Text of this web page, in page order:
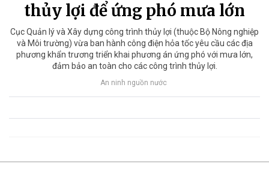
thủy lợi để ứng phó mưa lớn
Cục Quản lý và Xây dựng công trình thủy lợi (thuộc Bộ Nông nghiệp
và Môi trường) vừa ban hành công điện hỏa tốc yêu cầu các địa
phương khẩn trương triển khai phương án ứng phó với mưa lớn,
đảm bảo an toàn cho các công trình thủy lợi.
An ninh nguồn nước